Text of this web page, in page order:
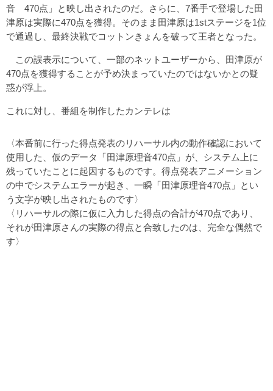
音 470点」と映し出されたのだ。さらに、7番手で登場した田
津原は実際に470点を獲得。そのまま田津原は1stステージを1位
で通過し、最終決戦でコットンきょんを破って王者となった。
この誤表示について、一部のネットユーザーから、田津原が
470点を獲得することが予め決まっていたのではないかとの疑
惑が浮上。
これに対し、番組を制作したカンテレは
〈本番前に行った得点発表のリハーサル内の動作確認において
使用した、仮のデータ「田津原理音470点」が、システム上に
残っていたことに起因するものです。得点発表アニメーション
の中でシステムエラーが起き、一瞬「田津原理音470点」とい
う文字が映し出されたものです〉
〈リハーサルの際に仮に入力した得点の合計が470点であり、
それが田津原さんの実際の得点と合致したのは、完全な偶然で
す〉